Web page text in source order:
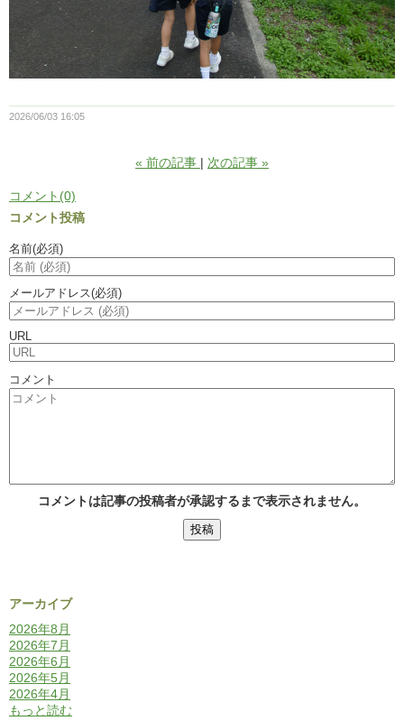
2026/06/03 16:05
« 前の記事 次の記事 »
コメント(0)
コメント投稿
名前(必須)
メールアドレス(必須)
URL
コメント
コメントは記事の投稿者が承認するまで表示されません。
アーカイブ
2026年8月
2026年7月
2026年6月
2026年5月
2026年4月
もっと読む